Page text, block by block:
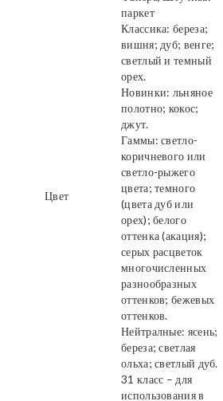
паркет
Цвет
Классика: береза;
вишня; дуб; венге;
светлый и темный
орех.
Новинки: льняное
полотно; кокос;
джут.
Гаммы: светло-
коричневого или
светло-рыжего
цвета; темного
(цвета дуб или
орех); белого
оттенка (акация);
серых расцветок
многочисленных
разнообразных
оттенков; бежевых
оттенков.
Нейтралные: ясень;
береза; светлая
ольха; светлый дуб.
31 класс – для
использования в